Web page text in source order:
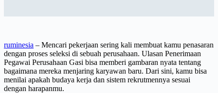
ruminesia – Mencari pekerjaan sering kali membuat kamu penasaran
dengan proses seleksi di sebuah perusahaan. Ulasan Penerimaan
Pegawai Perusahaan Gasi bisa memberi gambaran nyata tentang
bagaimana mereka menjaring karyawan baru. Dari sini, kamu bisa
menilai apakah budaya kerja dan sistem rekrutmennya sesuai
dengan harapanmu.